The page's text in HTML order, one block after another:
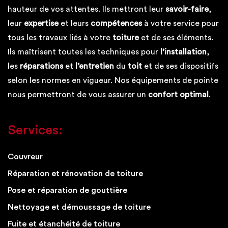
hauteur de vos attentes. Ils mettront leur savoir-faire,
leur expertiseet leurs compétencesà votre service pour
tous les travaux liés à votre toitureet de ses éléments.
Ils maîtrisent toutes les techniques pour l’installation,
les réparationset l’entretien du toit et de ses dispositifs
selon les normes en vigueur. Nos équipements de pointe
nous permettront de vous assurer un confort optimal .
Services:
Couvreur
Réparation et rénovation de toiture
Pose et réparation de gouttière
Nettoyage et démoussage de toiture
Fuite et étanchéité de toiture